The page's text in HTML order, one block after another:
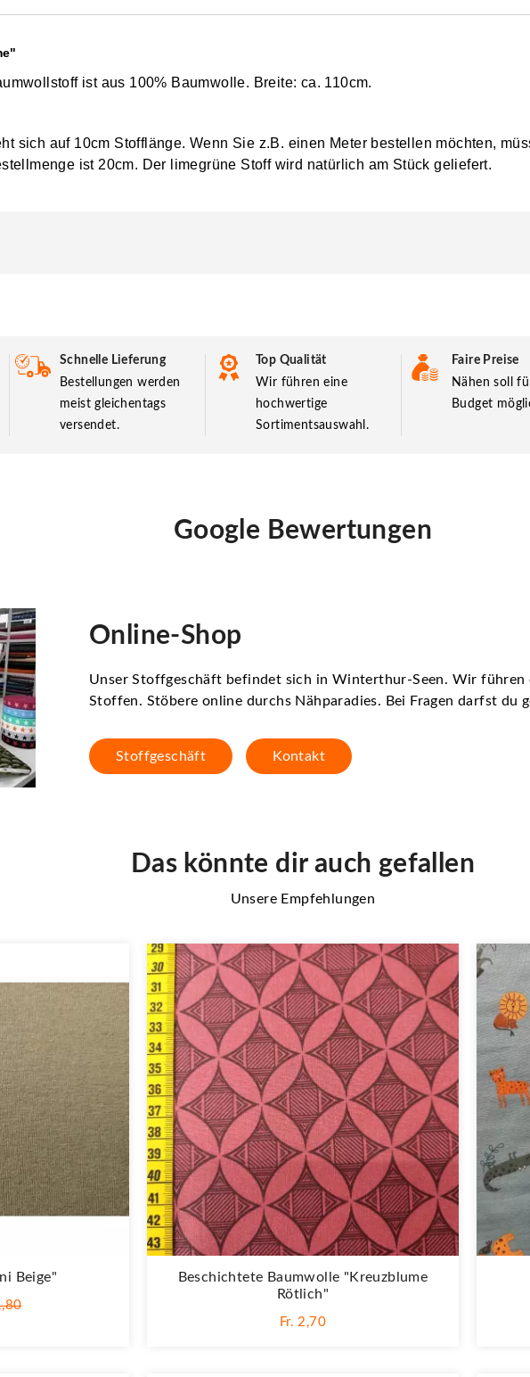
ist aus 100% Baumwolle. Breite: ca. 110cm.
sich auf 10cm Stofflänge. Wenn Sie z.B. einen Meter bestellen möchten,
ist 20cm. Der limegrüne Stoff wird natürlich am Stück geliefert.
Schnelle Lieferung
Bestellungen werden
meist gleichentags
versendet.
Top Qualität
Wir führen eine
hochwertige
Sortimentsauswahl.
Faire Preise
Nähen soll
Budget
Google Bewertungen
Online-Shop
Unser Stoffgeschäft befindet sich in Winterthur-Seen. Wir führen
Stoffen. Stöbere online durchs Nähparadies. Bei Fragen darfst du
Stoffgeschäft Kontakt
Das könnte dir auch gefallen
Unsere Empfehlungen
Beige"
Beschichtete Baumwolle "Kreuzblume
Rötlich"
Fr. 2,70